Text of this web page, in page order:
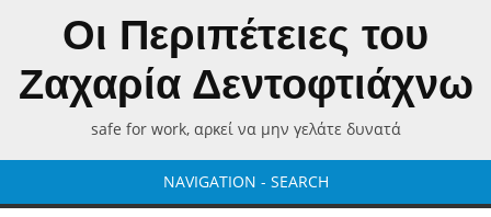
Οι Περιπέτειες του
Ζαχαρία Δεντοφτιάχνω
safe for work, αρκεί να μην γελάτε δυνατά
NAVIGATION - SEARCH